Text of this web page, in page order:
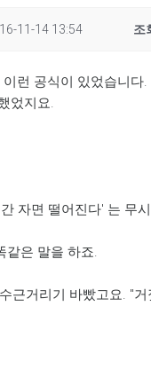
11-14 13:54 조
런 공식이 있었습니다.
었지요.
자면 떨어진다' 는 무
같은 말을 하죠.
근거리기 바빴고요. "거